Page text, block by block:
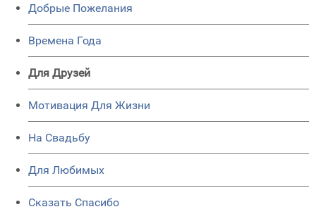
Добрые Пожелания
Времена Года
Для Друзей
Мотивация Для Жизни
На Свадьбу
Для Любимых
Сказать Спасибо